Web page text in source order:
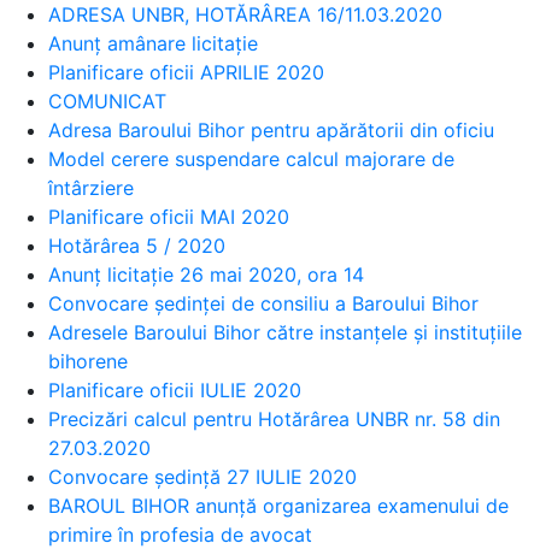
ADRESA UNBR, HOTĂRÂREA 16/11.03.2020
Anunț amânare licitație
Planificare oficii APRILIE 2020
COMUNICAT
Adresa Baroului Bihor pentru apărătorii din oficiu
Model cerere suspendare calcul majorare de
întârziere
Planificare oficii MAI 2020
Hotărârea 5 / 2020
Anunț licitație 26 mai 2020, ora 14
Convocare ședinței de consiliu a Baroului Bihor
Adresele Baroului Bihor către instanțele și instituțiile
bihorene
Planificare oficii IULIE 2020
Precizări calcul pentru Hotărârea UNBR nr. 58 din
27.03.2020
Convocare ședință 27 IULIE 2020
BAROUL BIHOR anunță organizarea examenului de
primire în profesia de avocat